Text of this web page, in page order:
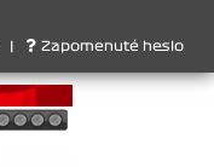
..... SprintCup - 1.
Zapomenuté heslo